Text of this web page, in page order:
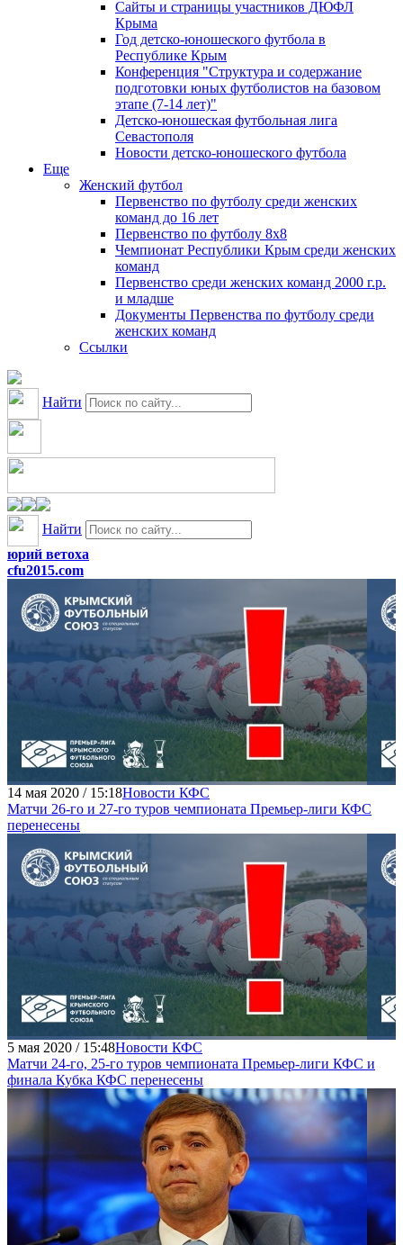
Сайты и страницы участников ДЮФЛ
Крыма
Год детско-юношеского футбола в
Республике Крым
Конференция "Структура и содержание
подготовки юных футболистов на базовом
этапе (7-14 лет)"
Детско-юношеская футбольная лига
Севастополя
Новости детско-юношеского футбола
Еще
Женский футбол
Первенство по футболу среди женских
команд до 16 лет
Первенство по футболу 8х8
Чемпионат Республики Крым среди женских
команд
Первенство среди женских команд 2000 г.р.
и младше
Документы Первенства по футболу среди
женских команд
Ссылки
Найти
Найти
юрий ветоха
cfu2015.com
14 мая 2020 / 15:18Новости КФС
Матчи 26-го и 27-го туров чемпионата Премьер-лиги КФС
перенесены
5 мая 2020 / 15:48Новости КФС
Матчи 24-го, 25-го туров чемпионата Премьер-лиги КФС и
финала Кубка КФС перенесены